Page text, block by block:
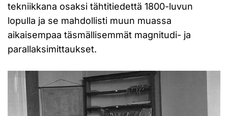
tekniikkana osaksi tähtitiedettä 1800-luvun
lopulla ja se mahdollisti muun muassa
aikaisempaa täsmällisemmät magnitudi- ja
parallaksimittaukset.